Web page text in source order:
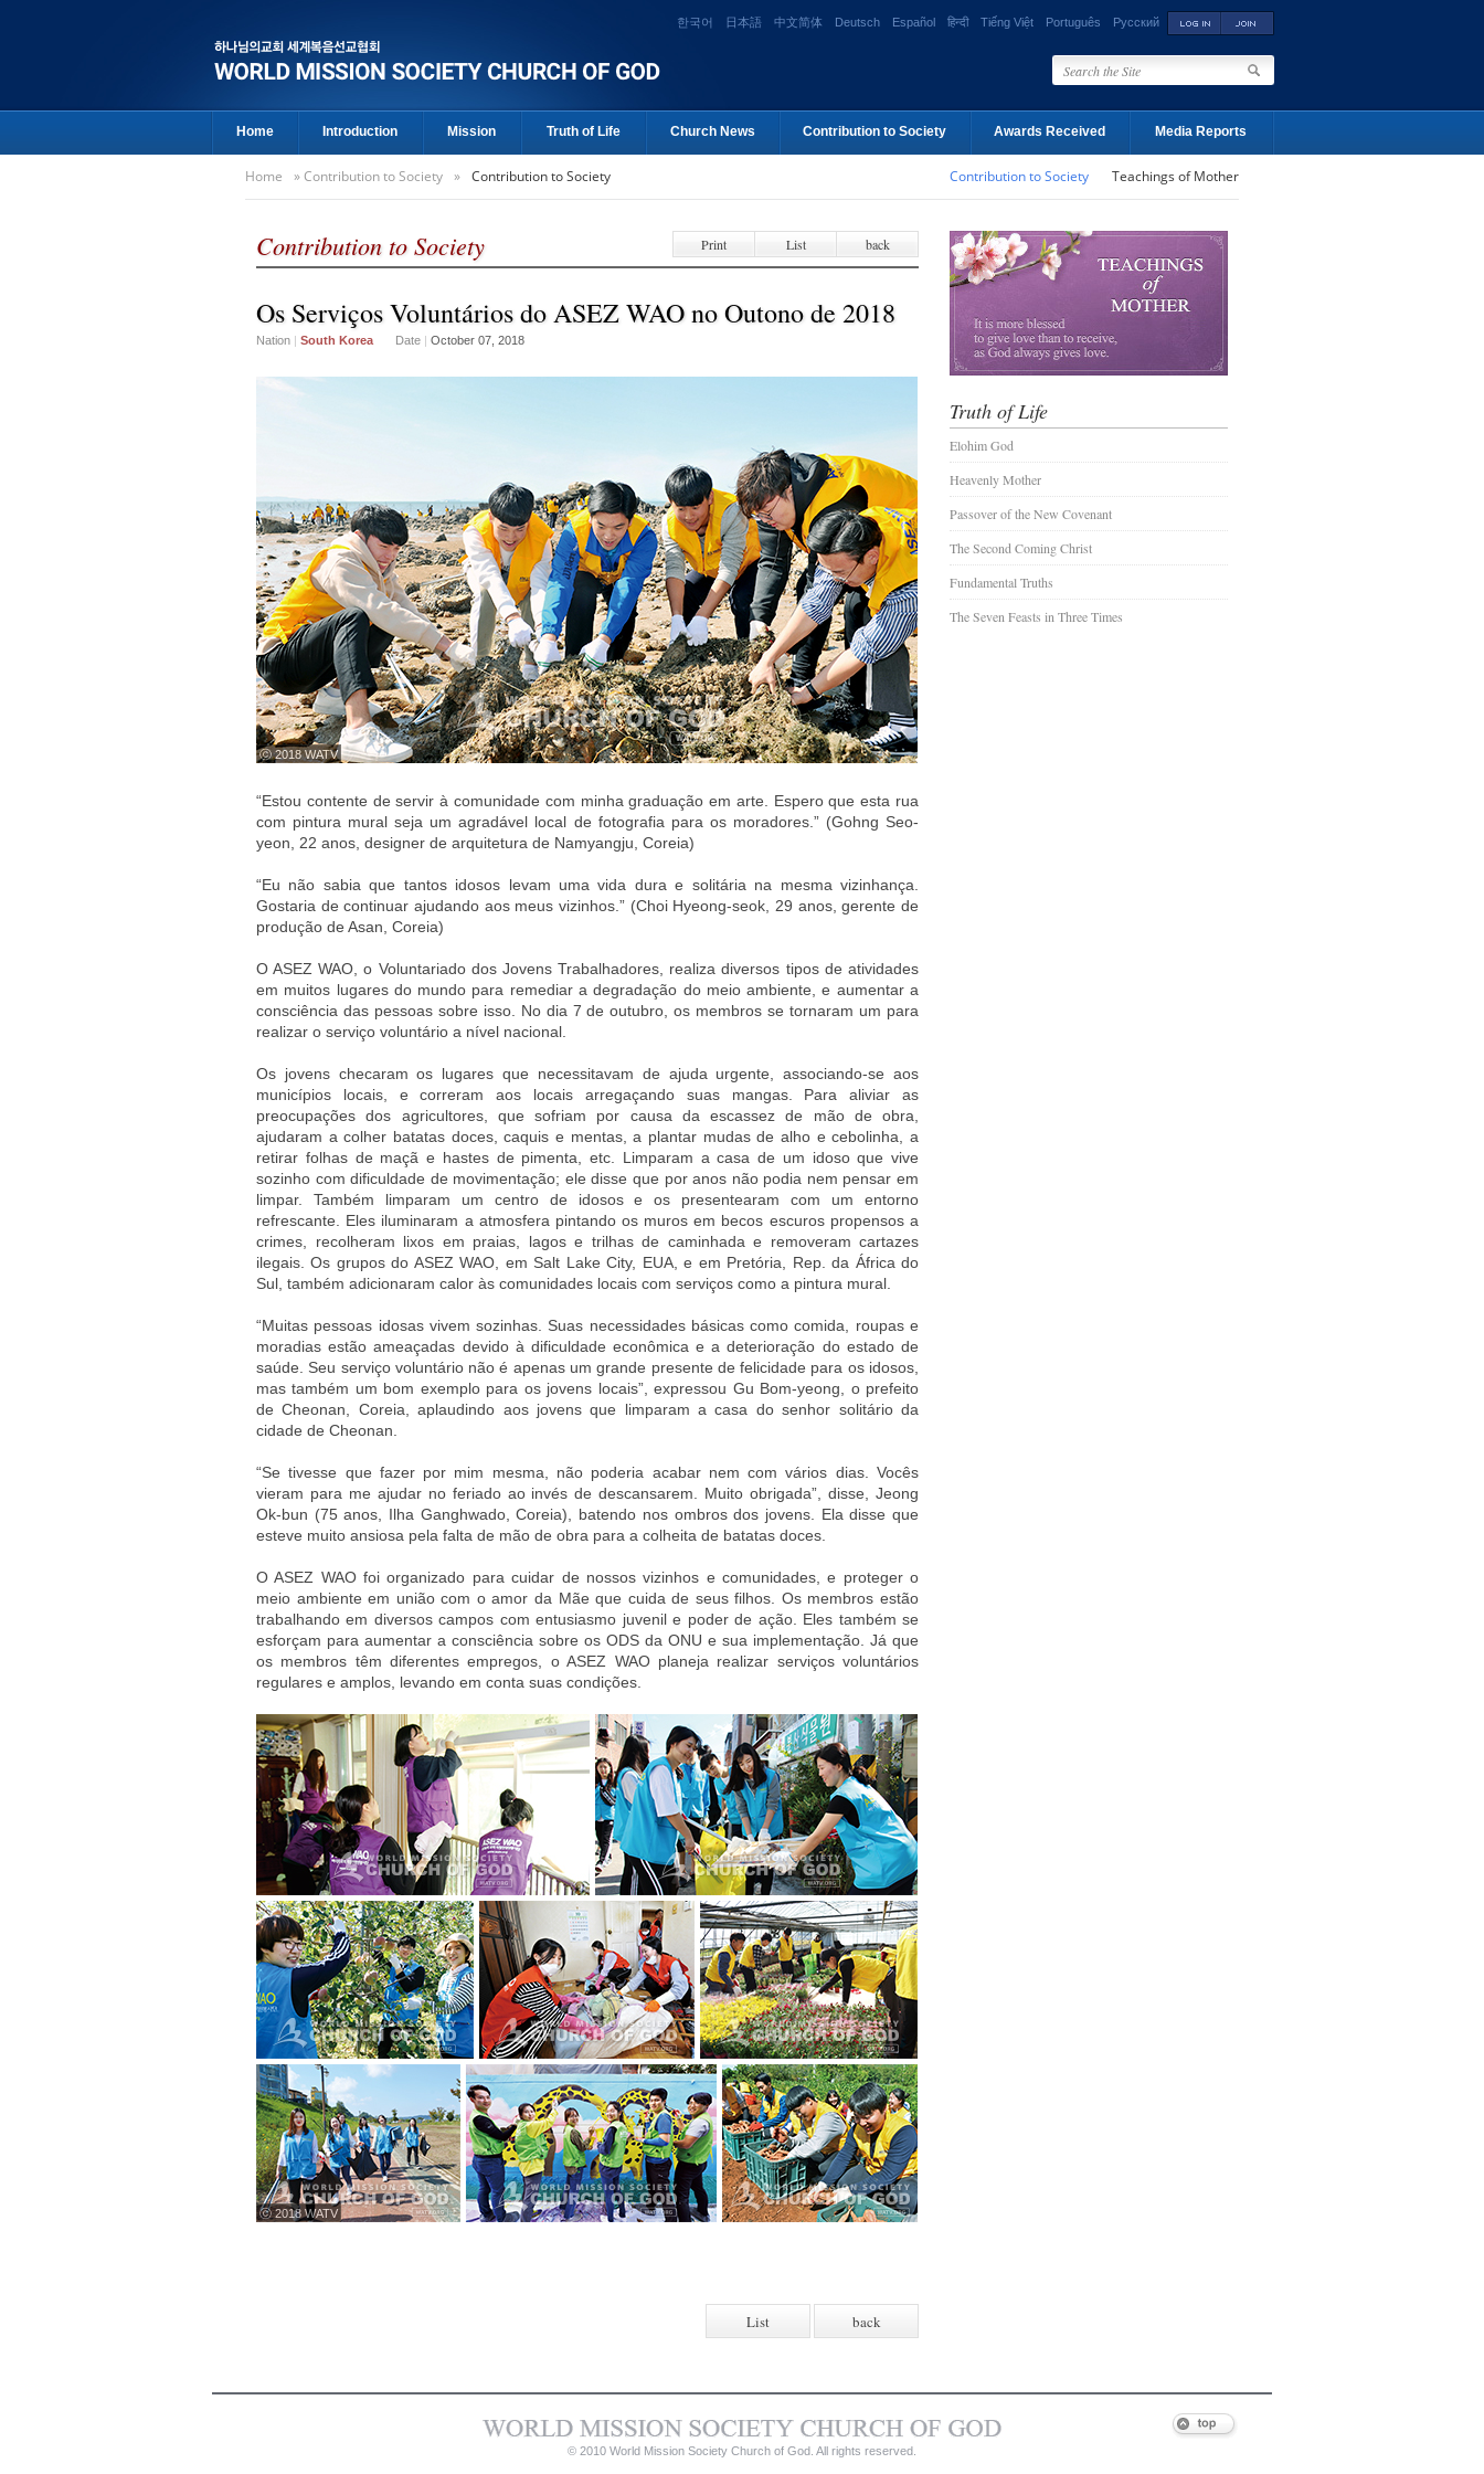
한국어 日本語 中文简体 Deutsch Español हिन्दी Tiếng Việt Português Русский
Home Introduction Mission Truth of Life Church News Contribution to Society Awards Received Media Reports
Home »Contribution to Society » Contribution to Society Contribution to Society Teachings of Mother
Contribution to Society Print List back
Os Serviços Voluntários do ASEZ WAO no Outono de 2018
Nation | South Korea Date | October 07, 2018
ⓒ 2018 WATV
“Estou contente de servir à comunidade com minha graduação em arte. Espero que esta rua
com pintura mural seja um agradável local de fotografia para os moradores.” (Gohng Seo-
yeon, 22 anos, designer de arquitetura de Namyangju, Coreia)
“Eu não sabia que tantos idosos levam uma vida dura e solitária na mesma vizinhança.
Gostaria de continuar ajudando aos meus vizinhos.” (Choi Hyeong-seok, 29 anos, gerente de
produção de Asan, Coreia)
O ASEZ WAO, o Voluntariado dos Jovens Trabalhadores, realiza diversos tipos de atividades
em muitos lugares do mundo para remediar a degradação do meio ambiente, e aumentar a
consciência das pessoas sobre isso. No dia 7 de outubro, os membros se tornaram um para
realizar o serviço voluntário a nível nacional.
Os jovens checaram os lugares que necessitavam de ajuda urgente, associando-se aos
municípios locais, e correram aos locais arregaçando suas mangas. Para aliviar as
preocupações dos agricultores, que sofriam por causa da escassez de mão de obra,
ajudaram a colher batatas doces, caquis e mentas, a plantar mudas de alho e cebolinha, a
retirar folhas de maçã e hastes de pimenta, etc. Limparam a casa de um idoso que vive
sozinho com dificuldade de movimentação; ele disse que por anos não podia nem pensar em
limpar. Também limparam um centro de idosos e os presentearam com um entorno
refrescante. Eles iluminaram a atmosfera pintando os muros em becos escuros propensos a
crimes, recolheram lixos em praias, lagos e trilhas de caminhada e removeram cartazes
ilegais. Os grupos do ASEZ WAO, em Salt Lake City, EUA, e em Pretória, Rep. da África do
Sul, também adicionaram calor às comunidades locais com serviços como a pintura mural.
“Muitas pessoas idosas vivem sozinhas. Suas necessidades básicas como comida, roupas e
moradias estão ameaçadas devido à dificuldade econômica e a deterioração do estado de
saúde. Seu serviço voluntário não é apenas um grande presente de felicidade para os idosos,
mas também um bom exemplo para os jovens locais”, expressou Gu Bom-yeong, o prefeito
de Cheonan, Coreia, aplaudindo aos jovens que limparam a casa do senhor solitário da
cidade de Cheonan.
“Se tivesse que fazer por mim mesma, não poderia acabar nem com vários dias. Vocês
vieram para me ajudar no feriado ao invés de descansarem. Muito obrigada”, disse, Jeong
Ok-bun (75 anos, Ilha Ganghwado, Coreia), batendo nos ombros dos jovens. Ela disse que
esteve muito ansiosa pela falta de mão de obra para a colheita de batatas doces.
O ASEZ WAO foi organizado para cuidar de nossos vizinhos e comunidades, e proteger o
meio ambiente em união com o amor da Mãe que cuida de seus filhos. Os membros estão
trabalhando em diversos campos com entusiasmo juvenil e poder de ação. Eles também se
esforçam para aumentar a consciência sobre os ODS da ONU e sua implementação. Já que
os membros têm diferentes empregos, o ASEZ WAO planeja realizar serviços voluntários
regulares e amplos, levando em conta suas condições.
ⓒ 2018 WATV
List back
Truth of Life
Elohim God
Heavenly Mother
Passover of the New Covenant
The Second Coming Christ
Fundamental Truths
The Seven Feasts in Three Times
© 2010 World Mission Society Church of God. All rights reserved.